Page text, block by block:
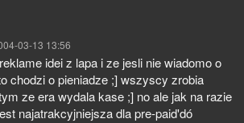
03-13 13:56
idei z lapa i ze jesli nie wiadomo o
chodzi o pieniadze ;] wszyscy zrobia
ze era wydala kase ;] no ale jak na razie
najatrakcyjniejsza dla pre-paid'dó